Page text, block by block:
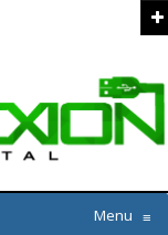
Menu ≡